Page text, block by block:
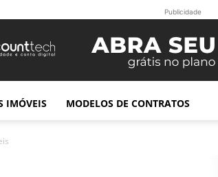
Publicidade
IMÓVEIS MODELOS DE CONTRATOS